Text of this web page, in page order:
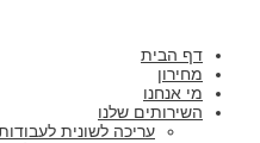
דף הבית
מחירון
מי אנחנו
השירותים שלנו
עריכה לשונית